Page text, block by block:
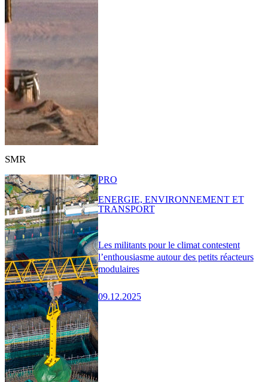
SMR
Les militants pour le climat contestent
l’enthousiasme autour des petits réacteurs
modulaires
09.12.2025
PRO
ENERGIE, ENVIRONNEMENT ET
TRANSPORT